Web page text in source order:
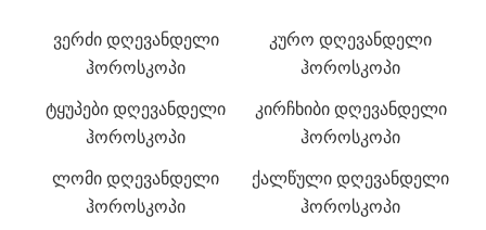
ვერძი დღევანდელი
ჰოროსკოპი
კურო დღევანდელი
ჰოროსკოპი
ტყუპები დღევანდელი
ჰოროსკოპი
კირჩხიბი დღევანდელი
ჰოროსკოპი
ლომი დღევანდელი
ჰოროსკოპი
ქალწული დღევანდელი
ჰოროსკოპი